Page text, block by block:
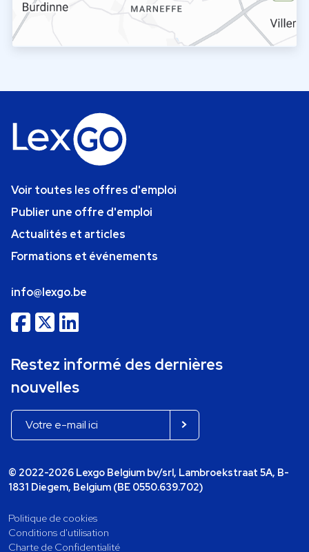
Voir toutes les offres d'emploi
Publier une offre d'emploi
Actualités et articles
Formations et événements
info@lexgo.be
Restez informé des dernières
nouvelles
© 2022-2026 Lexgo Belgium bv/srl, Lambroekstraat 5A, B-
1831 Diegem, Belgium (BE 0550.639.702)
Politique de cookies
Conditions d'utilisation
Charte de Confidentialité